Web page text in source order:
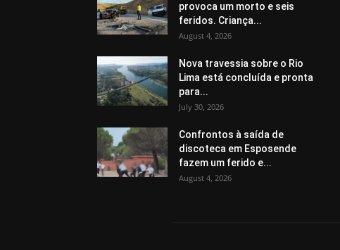
provoca um morto e seis
feridos. Criança...
August 4, 2026
Nova travessia sobre o Rio
Lima está concluída e pronta
para...
July 30, 2026
Confrontos à saída de
discoteca em Esposende
fazem um ferido e...
August 4, 2026